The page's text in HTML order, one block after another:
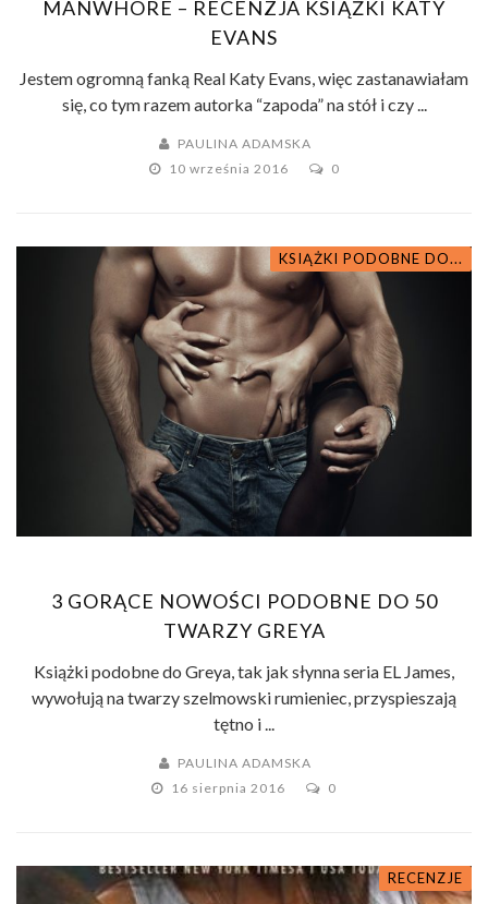
MANWHORE – RECENZJA KSIĄŻKI KATY
EVANS
Jestem ogromną fanką Real Katy Evans, więc zastanawiałam
się, co tym razem autorka “zapoda” na stół i czy ...
PAULINA ADAMSKA
10 września 2016
0
KSIĄŻKI PODOBNE DO...
3 GORĄCE NOWOŚCI PODOBNE DO 50
TWARZY GREYA
Książki podobne do Greya, tak jak słynna seria EL James,
wywołują na twarzy szelmowski rumieniec, przyspieszają
tętno i ...
PAULINA ADAMSKA
16 sierpnia 2016
0
RECENZJE